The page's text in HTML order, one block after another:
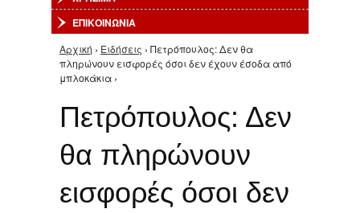
ΕΠΙΚΟΙΝΩΝΙΑ
Είστε εδώ
Αρχική › Ειδήσεις › Πετρόπουλος: Δεν θα
πληρώνουν εισφορές όσοι δεν έχουν έσοδα από
μπλοκάκια ›
Πετρόπουλος: Δεν
θα πληρώνουν
εισφορές όσοι δεν